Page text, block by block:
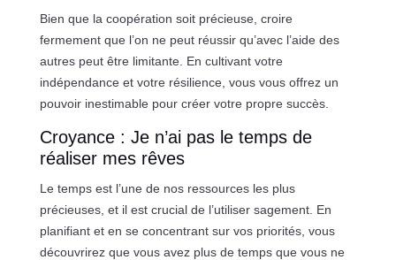
Bien que la coopération soit précieuse, croire
fermement que l’on ne peut réussir qu’avec l’aide des
autres peut être limitante. En cultivant votre
indépendance et votre résilience, vous vous offrez un
pouvoir inestimable pour créer votre propre succès.
Croyance : Je n’ai pas le temps de
réaliser mes rêves
Le temps est l’une de nos ressources les plus
précieuses, et il est crucial de l’utiliser sagement. En
planifiant et en se concentrant sur vos priorités, vous
découvrirez que vous avez plus de temps que vous ne